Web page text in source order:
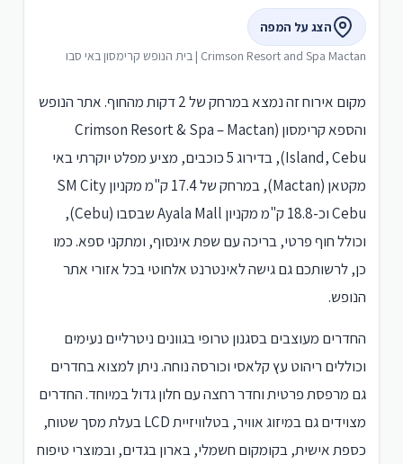
הצג על המפה
Crimson Resort and Spa Mactan | בית הנופש קרימסון באי סבו
מקום אירוח זה נמצא במרחק של 2 דקות מהחוף. אתר הנופש
והספא קרימסון (Crimson Resort & Spa – Mactan
Island, Cebu), בדירוג 5 כוכבים, מציע מפלט יוקרתי באי
מקטאן (Mactan), במרחק של 17.4 ק"מ מקניון SM City
Cebu וכ-18.8 ק"מ מקניון Ayala Mall שבסבו (Cebu),
וכולל חוף פרטי, בריכה עם שפת אינסוף, ומתקני ספא. כמו
כן, לרשותכם גם גישה לאינטרנט אלחוטי בכל אזורי אתר
הנופש.
החדרים מעוצבים בסגנון טרופי בגוונים ניטרליים נעימים
וכוללים ריהוט עץ קלאסי וכורסה נוחה. ניתן למצוא בחדרים
גם מרפסת פרטית וחדר רחצה עם חלון גדול במיוחד. החדרים
מצוידים גם במיזוג אוויר, בטלוויזיית LCD בעלת מסך שטוח,
כספת אישית, בקומקום חשמלי, בארון בגדים, ובמוצרי טיפוח